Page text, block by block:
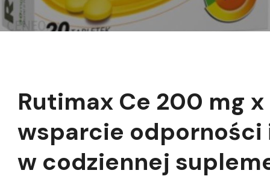
Rutimax Ce 200 mg
wsparcie odporności
w codziennej